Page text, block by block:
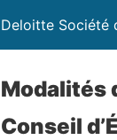
Deloitte Société
Modalités
Conseil